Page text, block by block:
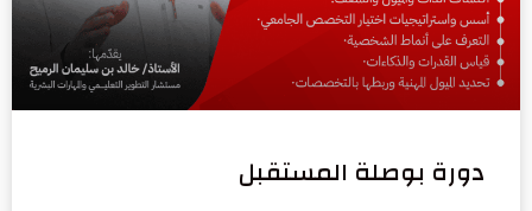
دورة بوصلة المستقبل